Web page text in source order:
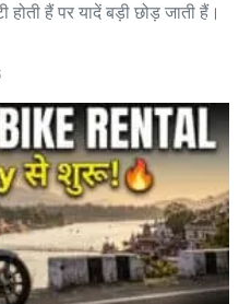
हैं पर यादें बड़ी छोड़ जाती हैं।